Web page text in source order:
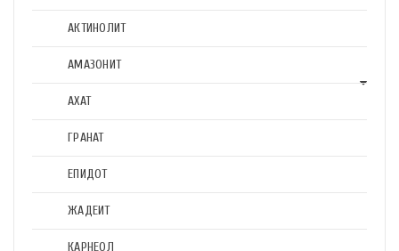
АКТИНОЛИТ
АМАЗОНИТ
АХАТ
ГРАНАТ
ЕПИДОТ
ЖАДЕИТ
КАРНЕОЛ